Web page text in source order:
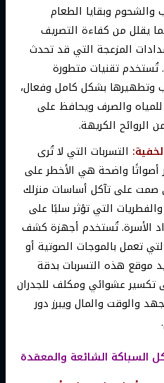
والشحوم وبقايا الطعام
يقلل من كفاءة التصريف
المزعجة التي قد تحدث
تقنيات متطورة
وتطهيرها بشكل كامل وفعال،
والصرف ويحافظ على
الروائح الكريهة.
التسربات التي لا تُرى
أصواتًا واضحة هي الأخطر على
صمت على تآكل أساسات منزلك
التي تؤثر سلبًا على
الأسرة. تُستخدم أجهزة كشف
تعمل بالموجات الصوتية أو
موقع هذه التسربات بدقة
تكسير عشوائي ومكلف للجدران
والوقت والمال ويبرز دور
السباكة الشائعة والمعقدة